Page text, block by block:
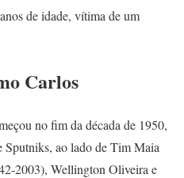
de idade, vítima de um
Carlos
no fim da década de 1950,
Sputniks, ao lado de Tim Maia
2003), Wellington Oliveira e